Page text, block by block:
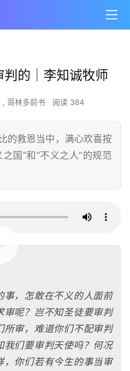
的｜李知诚牧师
, 哥林多前书 阅读 384
的救恩当中，满心欢喜按
国”和“不义之人”的规范
事，怎敢在不义的人面前
审呢？岂不知圣徒要审判
所审，难道你们不配审判
我们要审判天使吗？何况
，你们若有今生的事当审